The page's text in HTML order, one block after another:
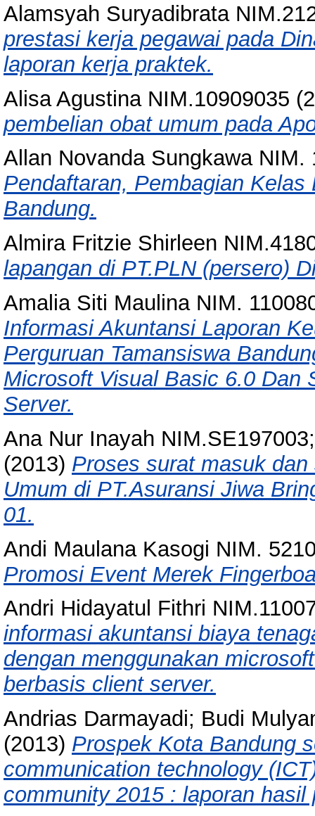
Alamsyah Suryadibrata
prestasi kerja pegawai pada
laporan kerja praktek.
Alisa Agustina NIM.10909035
pembelian obat umum pada
Allan Novanda Sungkawa NIM.
Pendaftaran, Pembagian
Bandung.
Almira Fritzie Shirleen
lapangan di PT.PLN (persero)
Amalia Siti Maulina NIM.
Informasi Akuntansi Laporan
Perguruan Tamansiswa
Microsoft Visual Basic 6.0 Dan
Server.
Ana Nur Inayah
(2013) Proses surat masuk
Umum di PT.Asuransi Jiwa
01.
Andi Maulana Kasogi NIM.
Promosi Event Merek
Andri Hidayatul Fithri
informasi akuntansi biaya
dengan menggunakan
berbasis client server.
Andrias Darmayadi; Budi
(2013) Prospek Kota Bandung
communication technology
community 2015 : laporan